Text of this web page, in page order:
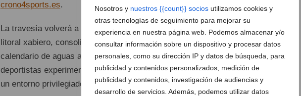
Nosotros y nuestros {{count}} socios utilizamos cookies y
otras tecnologías de seguimiento para mejorar su
experiencia en nuestra página web. Podemos almacenar y/o
consultar información sobre un dispositivo y procesar datos
personales, como su dirección IP y datos de búsqueda, para
publicidad y contenidos personalizados, medición de
publicidad y contenidos, investigación de audiencias y
desarrollo de servicios. Además, podemos utilizar datos
crono4sports.es.
La travesía volverá a reunir a nadadores de diferentes niveles en las aguas del
litoral xabiero, consolidándose como una de las pruebas más destacadas del
calendario de aguas abiertas de la comarca. Año tras año, la cita atrae tanto a
deportistas experimentados como a aficionados que buscan disfrutar del deporte
un entorno privilegiado.